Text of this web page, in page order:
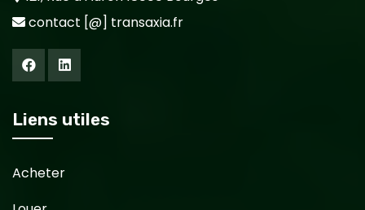
contact [@] transaxia.fr
Liens utiles
Acheter